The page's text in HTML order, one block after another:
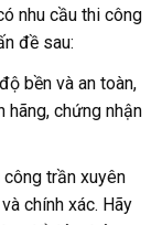
nhu cầu thi công
đề sau:
bền và an toàn,
hãng, chứng nhận
trần xuyên
chính xác. Hãy